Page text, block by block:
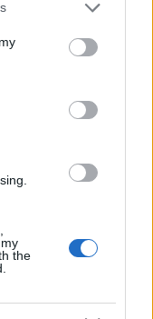
or more Google
You may click to
party tags to
in below Google
the